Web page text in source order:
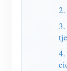
FAQ
Ta
Om